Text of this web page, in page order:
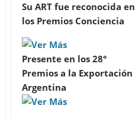
Su ART fue reconocida en
los Premios Conciencia
Presente en los 28°
Premios a la Exportación
Argentina